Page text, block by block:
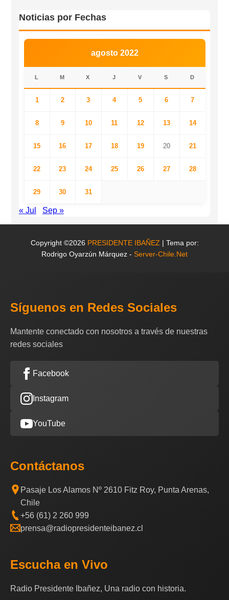
Noticias por Fechas
agosto 2022
L M X J V S D
1 2 3 4 5 6 7
8 9 10 11 12 13 14
15 16 17 18 19 20 21
22 23 24 25 26 27 28
29 30 31
« Jul Sep »
Copyright ©2026 PRESIDENTE IBAÑEZ | Tema por:
Rodrigo Oyarzún Márquez - Server-Chile.Net
Síguenos en Redes Sociales
Mantente conectado con nosotros a través de nuestras
redes sociales
Facebook
Instagram
YouTube
Contáctanos
Pasaje Los Alamos Nº 2610 Fitz Roy, Punta Arenas,
Chile
+56 (61) 2 260 999
prensa@radiopresidenteibanez.cl
Escucha en Vivo
Radio Presidente Ibañez, Una radio con historia.